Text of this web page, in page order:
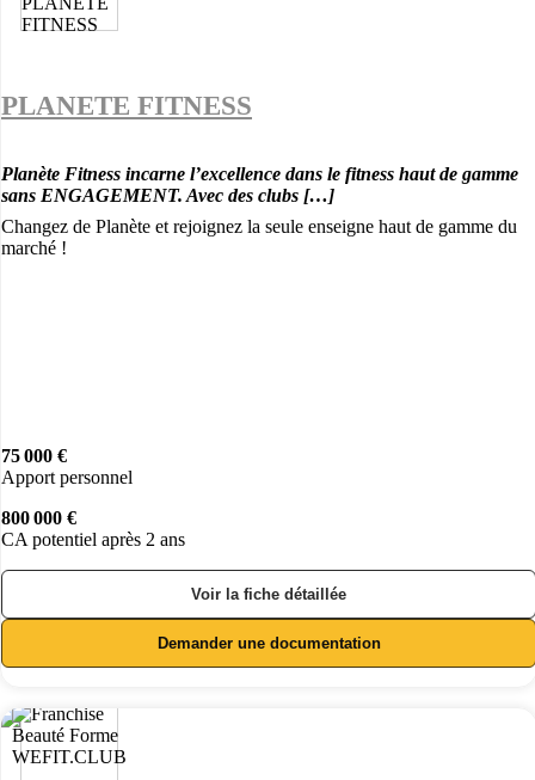
PLANETE FITNESS
Planète Fitness incarne l’excellence dans le fitness haut de gamme
sans ENGAGEMENT. Avec des clubs […]
Changez de Planète et rejoignez la seule enseigne haut de gamme du
marché !
75 000 €
Apport personnel
800 000 €
CA potentiel après 2 ans
Voir la fiche détaillée
Demander une documentation